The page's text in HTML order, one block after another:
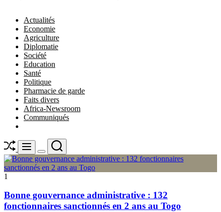
Actualités
Economie
Agriculture
Diplomatie
Société
Education
Santé
Politique
Pharmacie de garde
Faits divers
Africa-Newsroom
Communiqués
ShuffleMenu
Switch
color
mode
Search
1
Bonne gouvernance administrative : 132
fonctionnaires sanctionnés en 2 ans au Togo